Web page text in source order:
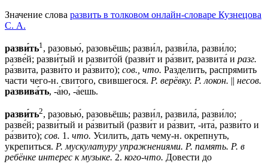
Значение слова развить в толковом онлайн-словаре Кузнецова
С. А.
разви́ть1 , разовью́, разовьёшь; разви́л, разви́ла, разви́ло;
разве́й; разви́тый и развито́й (разви́т и ра́звит, развита́ и разг.
ра́звита, разви́то и ра́звито); сов., что. Разделить, распрямить
части чего-н. свитого, свившегося. Р. верёвку. Р. локон. || несов.
развива́ть, -а́ю, -а́ешь.
разви́ть2, разовью́, разовьёшь; разви́л, развила́, разви́ло;
разве́й; разви́тый и ра́звитый (разви́т и ра́звит, -ита́, разви́то и
ра́звито); сов. 1. что. Усилить, дать чему-н. окрепнуть,
укрепиться. Р. мускулатуру упражнениями. Р. память. Р. в
ребёнке интерес к музыке. 2. кого-что. Довести до